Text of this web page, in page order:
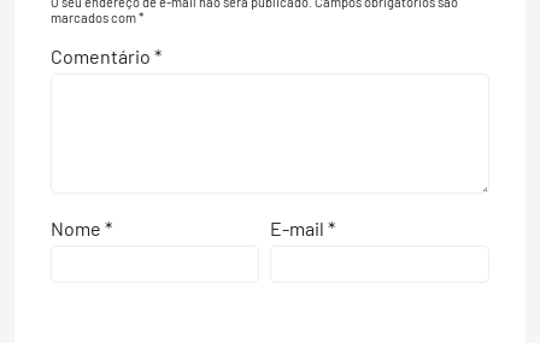
marcados com*
Comentário *
Nome * E-mail *